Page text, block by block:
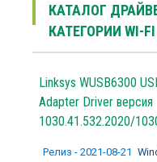
КАТАЛОГ
КАТЕГОРИИ WI-
Linksys WUSB6300
Adapter Driver версия
1030.41.532.2020/
Релиз - 2021-08-21